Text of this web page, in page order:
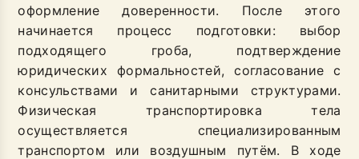
оформление доверенности. После этого
начинается процесс подготовки: выбор
подходящего гроба, подтверждение
юридических формальностей, согласование с
консульствами и санитарными структурами.
Физическая транспортировка тела
осуществляется специализированным
транспортом или воздушным путём. В ходе